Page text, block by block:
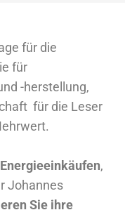
für die
für
-herstellung,
für die Leser
,
Johannes
Sie ihre